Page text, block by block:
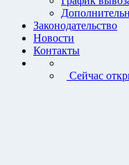
Законодательство
Новости
Контакты
Сейчас